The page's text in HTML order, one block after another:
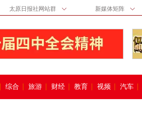
太原日报社网站群 新媒体矩阵
综合 旅游 财经 教育 视频 汽车